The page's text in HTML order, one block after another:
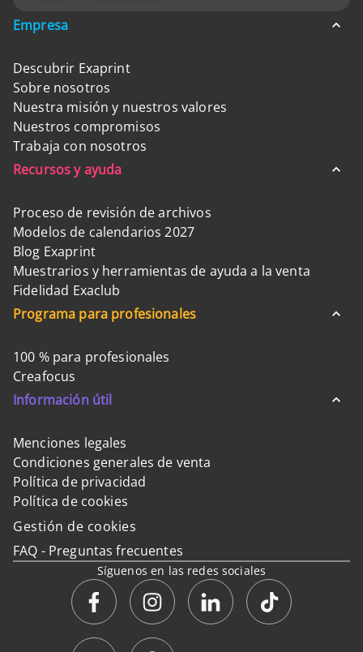
Empresa
Descubrir Exaprint
Sobre nosotros
Nuestra misión y nuestros valores
Nuestros compromisos
Trabaja con nosotros
Recursos y ayuda
Proceso de revisión de archivos
Modelos de calendarios 2027
Blog Exaprint
Muestrarios y herramientas de ayuda a la venta
Fidelidad Exaclub
Programa para profesionales
100 % para profesionales
Creafocus
Información útil
Menciones legales
Condiciones generales de venta
Política de privacidad
Política de cookies
Gestión de cookies
FAQ - Preguntas frecuentes
Síguenos en las redes sociales